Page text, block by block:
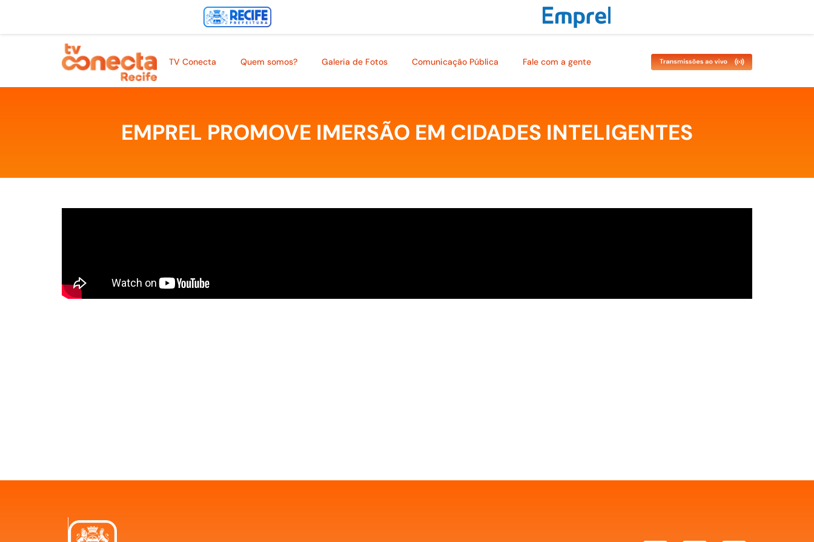
TV Conecta Quem somos? Galeria de Fotos Comunicação Pública Fale com a gente
EMPREL PROMOVE IMERSÃO EM CIDADES INTELIGENTES